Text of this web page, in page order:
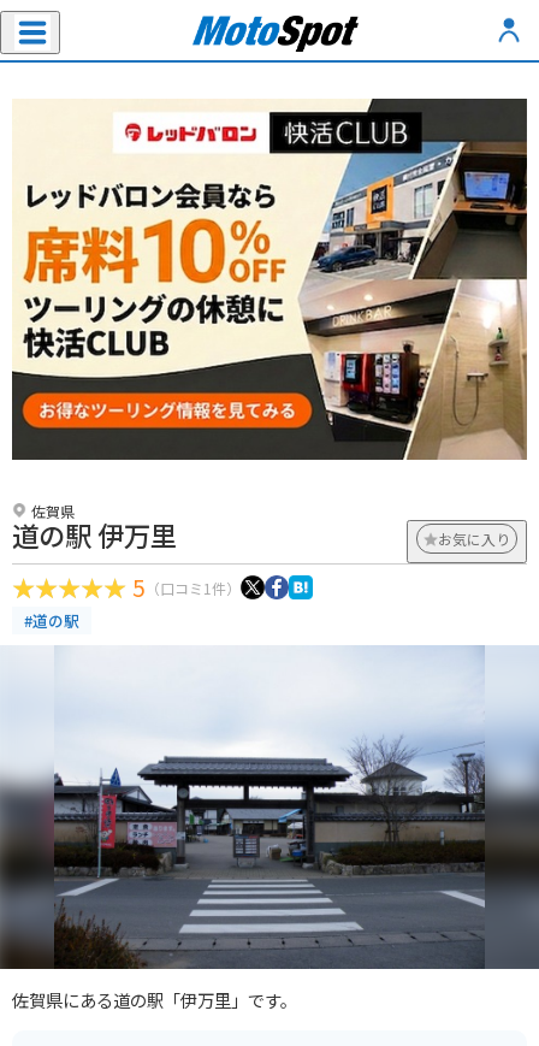
佐賀県
道の駅 伊万里 お気に入り
5 （口コミ1件）
#道の駅
佐賀県にある道の駅「伊万里」です。